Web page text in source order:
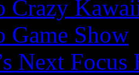
Crazy
Game Show
Next